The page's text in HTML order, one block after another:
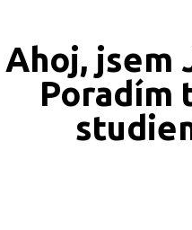
Ahoj, jsem
Poradím
JSTE VY